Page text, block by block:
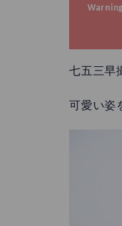
Warning
七五三早
可愛い姿